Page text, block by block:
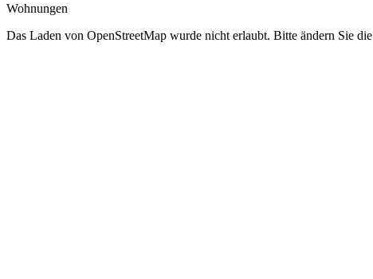
Wohnungen
Das Laden von OpenStreetMap wurde nicht erlaubt. Bitte ändern Sie die